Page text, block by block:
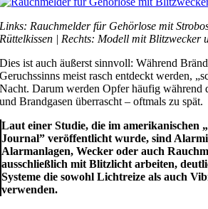
Links: Rauchmelder für Gehörlose mit
Rüttelkissen | Rechts: Modell mit Blitzwecker
Dies ist auch äußerst sinnvoll: Während
Geruchssinns meist rasch entdeckt werden,
Nacht. Darum werden Opfer häufig während
und Brandgasen überrascht – oftmals zu spät.
Laut einer Studie, die im amerikanischen
Journal” veröffentlicht wurde, sind
Alarmanlagen, Wecker oder auch
ausschließlich mit Blitzlicht arbeiten,
Systeme die sowohl Lichtreize als auch
verwenden.